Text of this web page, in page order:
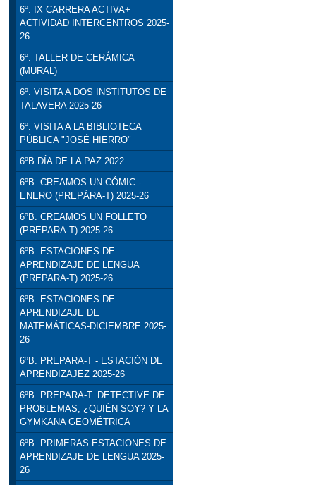
6º. IX CARRERA ACTIVA+
ACTIVIDAD INTERCENTROS 2025-
26
6º. TALLER DE CERÁMICA
(MURAL)
6º. VISITA A DOS INSTITUTOS DE
TALAVERA 2025-26
6º. VISITA A LA BIBLIOTECA
PÚBLICA "JOSÉ HIERRO"
6ºB DÍA DE LA PAZ 2022
6ºB. CREAMOS UN CÓMIC -
ENERO (PREPÁRA-T) 2025-26
6ºB. CREAMOS UN FOLLETO
(PREPARA-T) 2025-26
6ºB. ESTACIONES DE
APRENDIZAJE DE LENGUA
(PREPARA-T) 2025-26
6ºB. ESTACIONES DE
APRENDIZAJE DE
MATEMÁTICAS-DICIEMBRE 2025-
26
6ºB. PREPARA-T - ESTACIÓN DE
APRENDIZAJEZ 2025-26
6ºB. PREPARA-T. DETECTIVE DE
PROBLEMAS, ¿QUIÉN SOY? Y LA
GYMKANA GEOMÉTRICA
6ºB. PRIMERAS ESTACIONES DE
APRENDIZAJE DE LENGUA 2025-
26